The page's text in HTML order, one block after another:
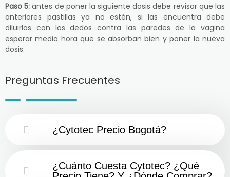
Paso 5: antes de poner la siguiente dosis debe revisar que las
anteriores pastillas ya no estén, si las encuentra debe
diluirlas con los dedos contra las paredes de la vagina
esperar media hora que se absorban bien y poner la nueva
dosis.
Preguntas Frecuentes
¿Cytotec Precio Bogotá?
¿Cuánto Cuesta Cytotec? ¿Qué